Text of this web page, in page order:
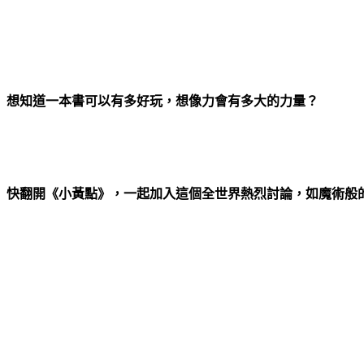
想知道一本書可以有多好玩，想像力會有多大的力量？
快翻開《小黃點》，一起加入這個全世界熱烈討論，如魔術般